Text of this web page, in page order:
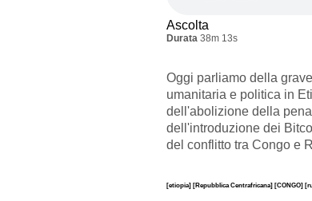
Ascolta
Durata 38m 13s
Oggi parliamo della
umanitaria e politica in
dell'abolizione della
dell'introduzione dei
del conflitto tra Congo e
[etiopia] [Repubblica Centrafricana] [CONGO]